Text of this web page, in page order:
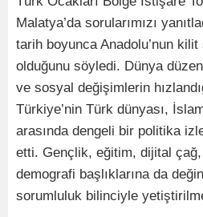
Malatya’da sorularımızı
tarih boyunca Anadolu’nun
olduğunu söyledi. Dünya
ve sosyal değişimlerin
Türkiye’nin Türk dünyası,
arasında dengeli bir politika
etti. Gençlik, eğitim, dijital çağ,
demografi başlıklarına da
sorumluluk bilinciyle